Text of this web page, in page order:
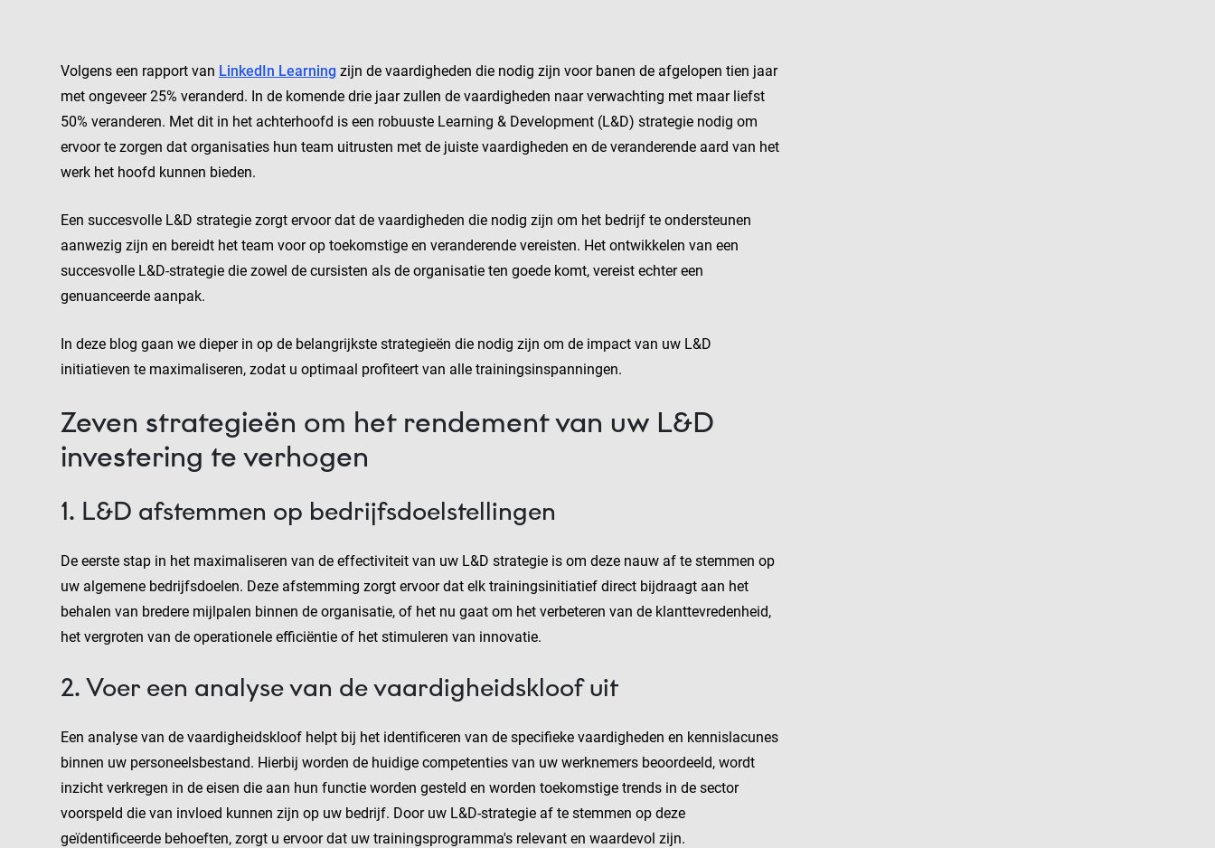
Volgens een rapport van LinkedIn Learning zijn de vaardigheden die nodig zijn voor banen de afgelopen tien jaar
met ongeveer 25% veranderd. In de komende drie jaar zullen de vaardigheden naar verwachting met maar liefst
50% veranderen. Met dit in het achterhoofd is een robuuste Learning & Development (L&D) strategie nodig om
ervoor te zorgen dat organisaties hun team uitrusten met de juiste vaardigheden en de veranderende aard van het
werk het hoofd kunnen bieden.
Een succesvolle L&D strategie zorgt ervoor dat de vaardigheden die nodig zijn om het bedrijf te ondersteunen
aanwezig zijn en bereidt het team voor op toekomstige en veranderende vereisten. Het ontwikkelen van een
succesvolle L&D-strategie die zowel de cursisten als de organisatie ten goede komt, vereist echter een
genuanceerde aanpak.
In deze blog gaan we dieper in op de belangrijkste strategieën die nodig zijn om de impact van uw L&D
initiatieven te maximaliseren, zodat u optimaal profiteert van alle trainingsinspanningen.
Zeven strategieën om het rendement van uw L&D
investering te verhogen
1. L&D afstemmen op bedrijfsdoelstellingen
De eerste stap in het maximaliseren van de effectiviteit van uw L&D strategie is om deze nauw af te stemmen op
uw algemene bedrijfsdoelen. Deze afstemming zorgt ervoor dat elk trainingsinitiatief direct bijdraagt aan het
behalen van bredere mijlpalen binnen de organisatie, of het nu gaat om het verbeteren van de klanttevredenheid,
het vergroten van de operationele efficiëntie of het stimuleren van innovatie.
2. Voer een analyse van de vaardigheidskloof uit
Een analyse van de vaardigheidskloof helpt bij het identificeren van de specifieke vaardigheden en kennislacunes
binnen uw personeelsbestand. Hierbij worden de huidige competenties van uw werknemers beoordeeld, wordt
inzicht verkregen in de eisen die aan hun functie worden gesteld en worden toekomstige trends in de sector
voorspeld die van invloed kunnen zijn op uw bedrijf. Door uw L&D-strategie af te stemmen op deze
geïdentificeerde behoeften, zorgt u ervoor dat uw trainingsprogramma's relevant en waardevol zijn.